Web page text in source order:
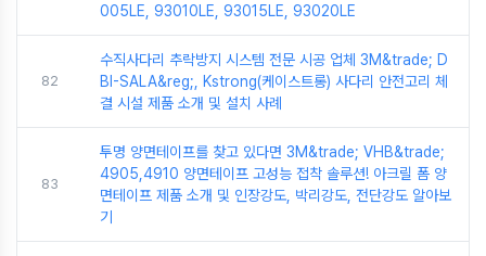
005LE, 93010LE, 93015LE, 93020LE
82
수직사다리 추락방지 시스템 전문 시공 업체 3M&trade; D
BI-SALA&reg;, Kstrong(케이스트롱) 사다리 안전고리 체
결 시설 제품 소개 및 설치 사례
83
투명 양면테이프를 찾고 있다면 3M&trade; VHB&trade;
4905,4910 양면테이프 고성능 접착 솔루션! 아크릴 폼 양
면테이프 제품 소개 및 인장강도, 박리강도, 전단강도 알아보
기